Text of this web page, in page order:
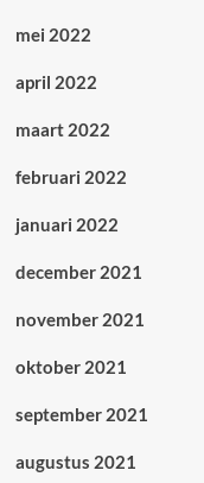
mei 2022
april 2022
maart 2022
februari 2022
januari 2022
december 2021
november 2021
oktober 2021
september 2021
augustus 2021